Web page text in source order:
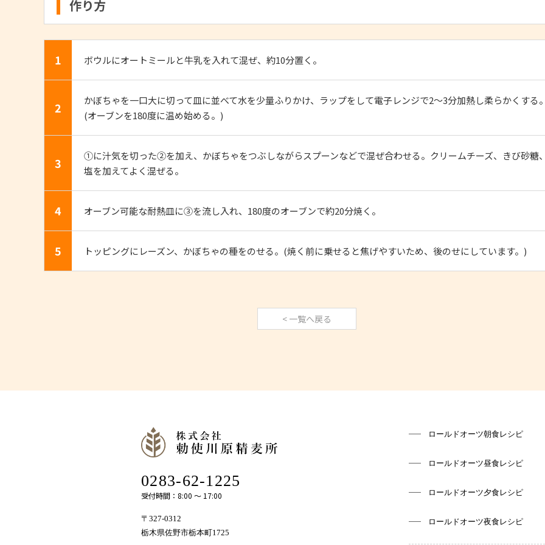
作り方
1 ボウルにオートミールと牛乳を入れて混ぜ、約10分置く。
2
かぼちゃを一口大に切って皿に並べて水を少量ふりかけ、ラップをして電子レンジで2～3分加熱し柔らかくする
(オーブンを180度に温め始める。)
3
①に汁気を切った②を加え、かぼちゃをつぶしながらスプーンなどで混ぜ合わせる。クリームチーズ、きび砂糖
塩を加えてよく混ぜる。
4 オーブン可能な耐熱皿に③を流し入れ、180度のオーブンで約20分焼く。
5 トッピングにレーズン、かぼちゃの種をのせる。(焼く前に乗せると焦げやすいため、後のせにしています。)
< 一覧へ戻る
0283-62-1225
受付時間：8:00 〜 17:00
〒327-0312
栃木県佐野市栃本町1725
ロールドオーツ朝食レシピ
ロールドオーツ昼食レシピ
ロールドオーツ夕食レシピ
ロールドオーツ夜食レシピ